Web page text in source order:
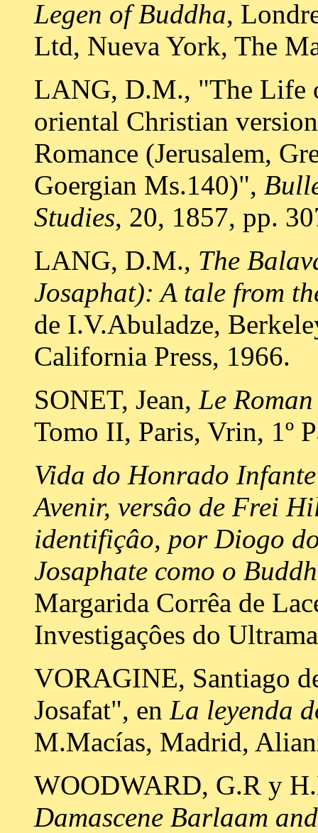
Legen of Buddha,
Ltd, Nueva York, The
LANG, D.M., "The Life
oriental Christian
Romance (Jerusalem,
Goergian Ms.140)",
Studies, 20, 1857, pp.
LANG, D.M., The
Josaphat): A tale from
de I.V.Abuladze,
California Press, 1966.
SONET, Jean, Le
Tomo II, Paris, Vrin, 1º
Vida do Honrado
Avenir, versâo de Frei
identifiçâo, por Diogo
Josaphate como o
Margarida Corrêa de
Investigaçôes do
VORAGINE, Santiago
Josafat", en La leyenda
M.Macías, Madrid,
WOODWARD, G.R y
Damascene Barlaam